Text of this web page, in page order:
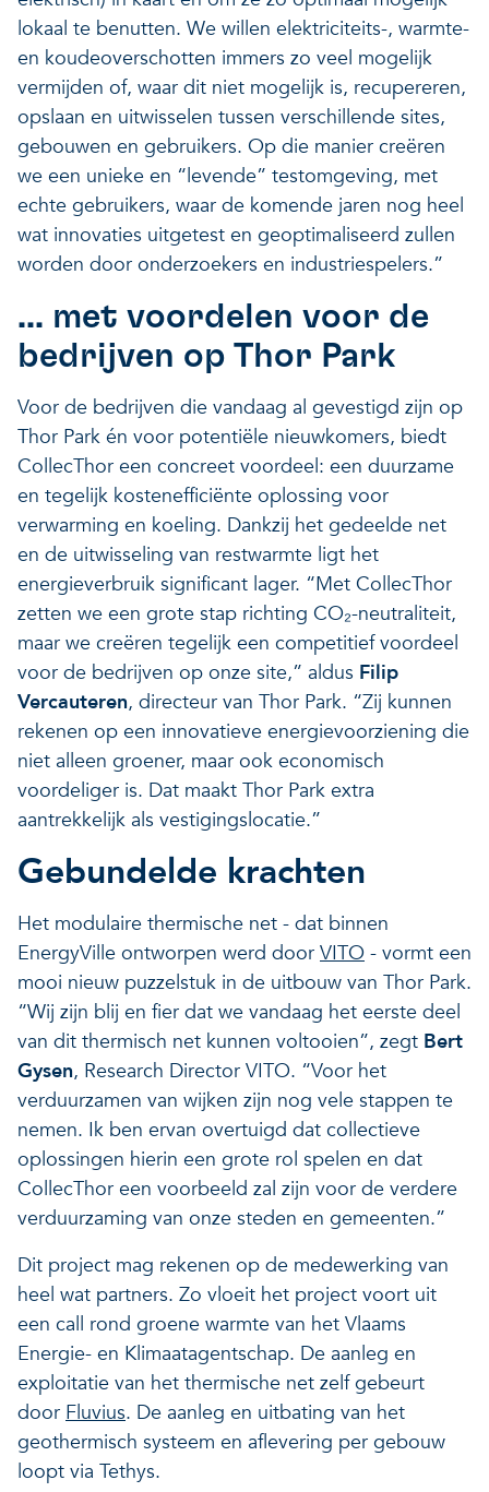
lokaal te benutten. We willen elektriciteits-, warmte-
en koudeoverschotten immers zo veel mogelijk
vermijden of, waar dit niet mogelijk is, recupereren,
opslaan en uitwisselen tussen verschillende sites,
gebouwen en gebruikers. Op die manier creëren
we een unieke en “levende” testomgeving, met
echte gebruikers, waar de komende jaren nog heel
wat innovaties uitgetest en geoptimaliseerd zullen
worden door onderzoekers en industriespelers.”
... met voordelen voor de
bedrijven op Thor Park
Voor de bedrijven die vandaag al gevestigd zijn op
Thor Park én voor potentiële nieuwkomers, biedt
CollecThor een concreet voordeel: een duurzame
en tegelijk kostenefficiënte oplossing voor
verwarming en koeling. Dankzij het gedeelde net
en de uitwisseling van restwarmte ligt het
energieverbruik significant lager. “Met CollecThor
zetten we een grote stap richting CO₂-neutraliteit,
maar we creëren tegelijk een competitief voordeel
voor de bedrijven op onze site,” aldus Filip
Vercauteren, directeur van Thor Park. “Zij kunnen
rekenen op een innovatieve energievoorziening die
niet alleen groener, maar ook economisch
voordeliger is. Dat maakt Thor Park extra
aantrekkelijk als vestigingslocatie.”
Gebundelde krachten
Het modulaire thermische net - dat binnen
EnergyVille ontworpen werd door VITO - vormt een
mooi nieuw puzzelstuk in de uitbouw van Thor Park.
“Wij zijn blij en fier dat we vandaag het eerste deel
van dit thermisch net kunnen voltooien”, zegt Bert
Gysen, Research Director VITO. “Voor het
verduurzamen van wijken zijn nog vele stappen te
nemen. Ik ben ervan overtuigd dat collectieve
oplossingen hierin een grote rol spelen en dat
CollecThor een voorbeeld zal zijn voor de verdere
verduurzaming van onze steden en gemeenten.”
Dit project mag rekenen op de medewerking van
heel wat partners. Zo vloeit het project voort uit
een call rond groene warmte van het Vlaams
Energie- en Klimaatagentschap. De aanleg en
exploitatie van het thermische net zelf gebeurt
door Fluvius. De aanleg en uitbating van het
geothermisch systeem en aflevering per gebouw
loopt via Tethys.